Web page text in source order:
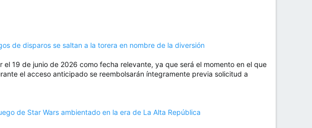
de disparos se saltan a la torera en nombre de la diversión
19 de junio de 2026 como fecha relevante, ya que será el momento en el que
el acceso anticipado se reembolsarán íntegramente previa solicitud a
de Star Wars ambientado en la era de La Alta República